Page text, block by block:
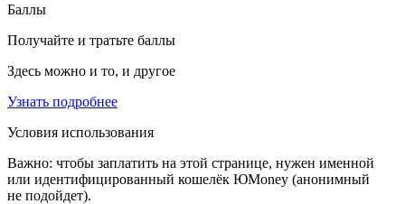
Баллы
Получайте и тратьте баллы
Здесь можно и то, и другое
Узнать подробнее
Условия использования
Важно: чтобы заплатить на этой странице, нужен именной
или идентифицированный кошелёк ЮMoney (анонимный
не подойдет).